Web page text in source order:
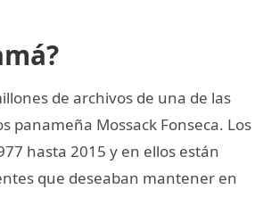
de archivos de una de las
panameña Mossack Fonseca. Los
hasta 2015 y en ellos están
que deseaban mantener en